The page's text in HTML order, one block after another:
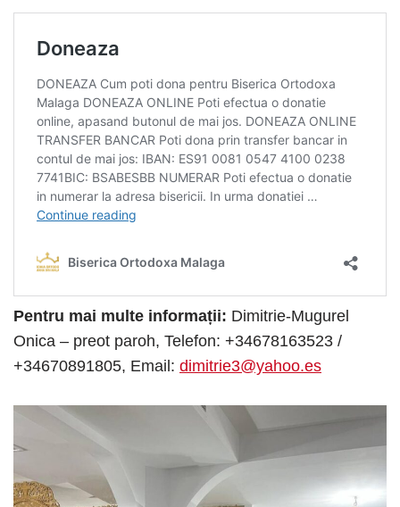
Pentru mai multe informații: Dimitrie-Mugurel
Onica – preot paroh, Telefon: +34678163523 /
+34670891805, Email: dimitrie3@yahoo.es